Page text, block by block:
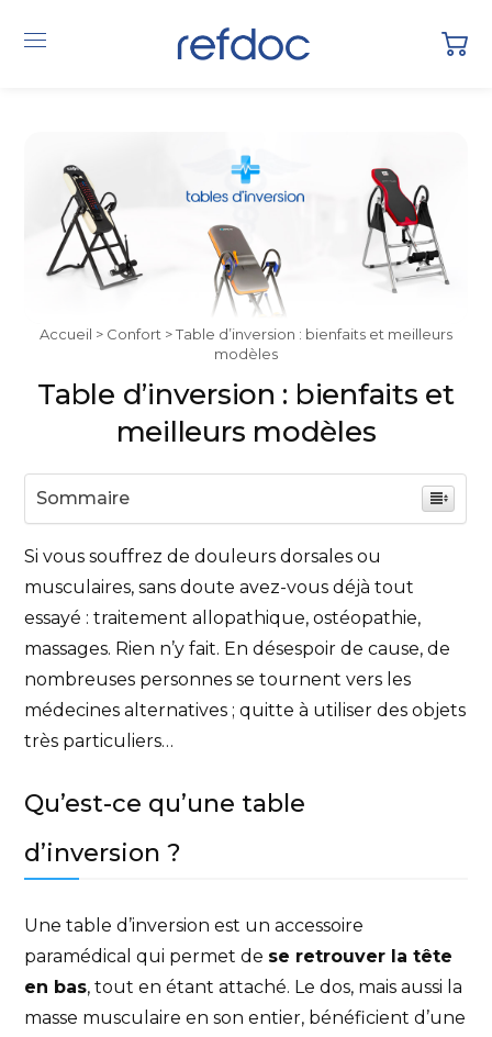
Accueil > Confort > Table d’inversion : bienfaits et meilleurs
modèles
Table d’inversion : bienfaits et
meilleurs modèles
Sommaire
Si vous souffrez de douleurs dorsales ou
musculaires, sans doute avez-vous déjà tout
essayé : traitement allopathique, ostéopathie,
massages. Rien n’y fait. En désespoir de cause, de
nombreuses personnes se tournent vers les
médecines alternatives ; quitte à utiliser des objets
très particuliers…
Qu’est-ce qu’une table
d’inversion ?
Une table d’inversion est un accessoire
paramédical qui permet de se retrouver la tête
en bas, tout en étant attaché. Le dos, mais aussi la
masse musculaire en son entier, bénéficient d’une